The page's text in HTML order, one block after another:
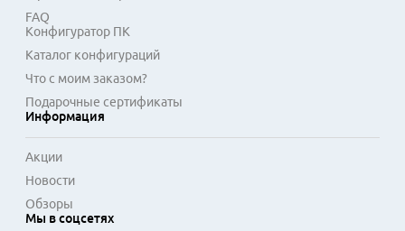
FAQ
Конфигуратор ПК
Каталог конфигураций
Что с моим заказом?
Подарочные сертификаты
Информация
Акции
Новости
Обзоры
Мы в соцсетях